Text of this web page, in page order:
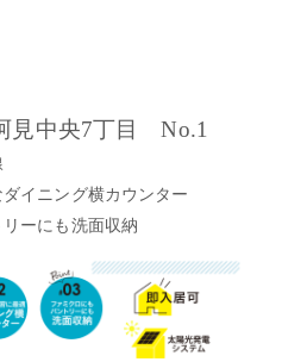
見中央7丁目No.1
イニング横カウンター
ーにも洗面収納